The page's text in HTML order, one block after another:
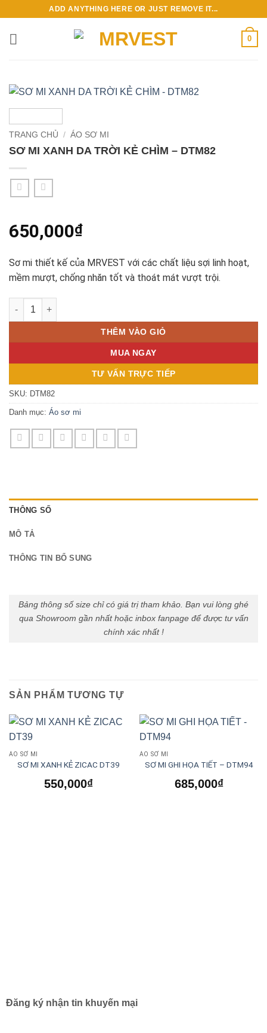
nội
ADD ANYTHING HERE OR JUST REMOVE IT...
0
TRANG CHỦ / ÁO SƠ MI
SƠ MI XANH DA TRỜI KẺ CHÌM – DTM82
650,000₫
Sơ mi thiết kế của MRVEST với các chất liệu sợi linh hoạt,
mềm mượt, chống nhăn tốt và thoát mát vượt trội.
SƠ MI XANH DA TRỜI KẺ CHÌM - DTM82 số lượng
THÊM VÀO GIỎ
MUA NGAY
TƯ VẤN TRỰC TIẾP
SKU: DTM82
Danh mục: Áo sơ mi
THÔNG SỐ
MÔ TẢ
THÔNG TIN BỔ SUNG
Bảng thông số size chỉ có giá trị tham khảo. Bạn vui lòng ghé
qua Showroom gần nhất hoặc inbox fanpage để được tư vấn
chính xác nhất !
SẢN PHẨM TƯƠNG TỰ
ÁO SƠ MI
SƠ MI XANH KẺ ZICAC DT39
550,000₫
ÁO SƠ MI
SƠ MI GHI HỌA TIẾT – DTM94
685,000₫
Đăng ký nhận tin khuyến mại